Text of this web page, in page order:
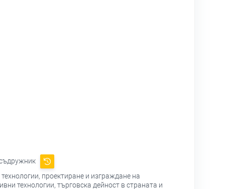
проектиране и изграждане на
технологии, търговска дейност в страната и